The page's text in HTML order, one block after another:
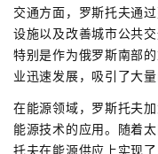
交通方面，罗斯托夫通
设施以及改善城市公共
特别是作为俄罗斯南部
业迅速发展，吸引了大
在能源领域，罗斯托夫
能源技术的应用。随着
托夫在能源供应上实现